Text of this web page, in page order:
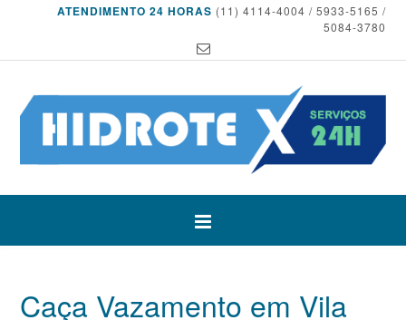
ATENDIMENTO 24 HORAS (11) 4114-4004 / 5933-5165 /
5084-3780
Caça Vazamento em Vila